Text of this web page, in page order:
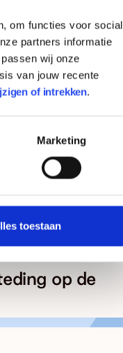
om functies voor social
partners informatie
wij onze
van jouw recente
of intrekken.
Marketing
toestaan
op de